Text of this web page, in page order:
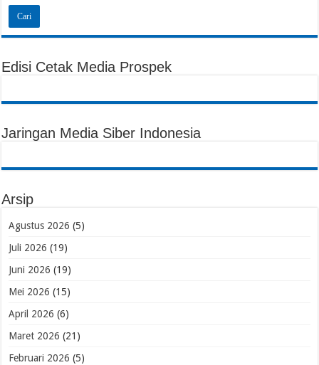
Edisi Cetak Media Prospek
Jaringan Media Siber Indonesia
Arsip
Agustus 2026 (5)
Juli 2026 (19)
Juni 2026 (19)
Mei 2026 (15)
April 2026 (6)
Maret 2026 (21)
Februari 2026 (5)